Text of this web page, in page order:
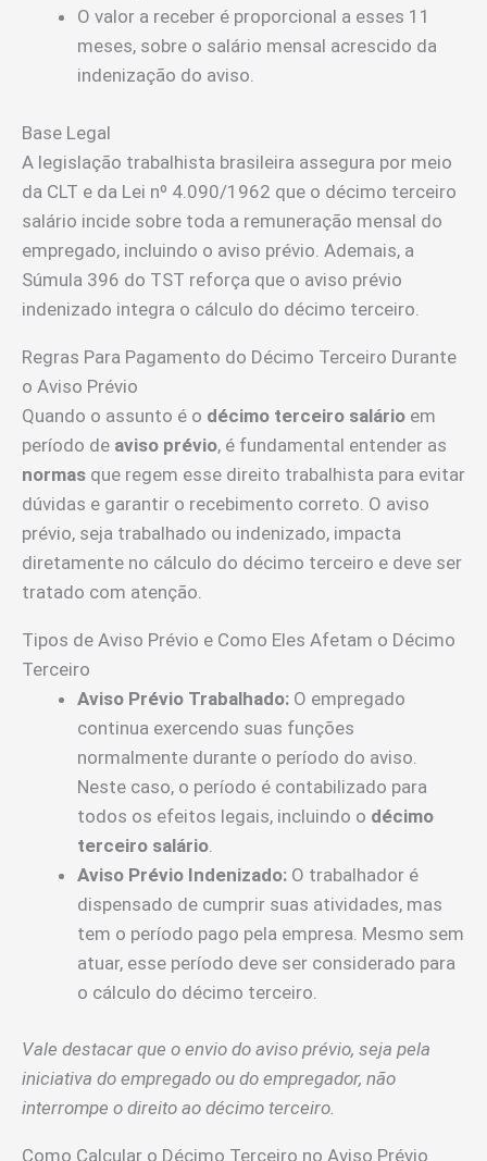
O valor a receber é proporcional a esses 11
meses, sobre o salário mensal acrescido da
indenização do aviso.
Base Legal
A legislação trabalhista brasileira assegura por meio
da CLT e da Lei nº 4.090/1962 que o décimo terceiro
salário incide sobre toda a remuneração mensal do
empregado, incluindo o aviso prévio. Ademais, a
Súmula 396 do TST reforça que o aviso prévio
indenizado integra o cálculo do décimo terceiro.
Regras Para Pagamento do Décimo Terceiro Durante
o Aviso Prévio
Quando o assunto é o décimo terceiro salário em
período de aviso prévio, é fundamental entender as
normas que regem esse direito trabalhista para evitar
dúvidas e garantir o recebimento correto. O aviso
prévio, seja trabalhado ou indenizado, impacta
diretamente no cálculo do décimo terceiro e deve ser
tratado com atenção.
Tipos de Aviso Prévio e Como Eles Afetam o Décimo
Terceiro
Aviso Prévio Trabalhado: O empregado
continua exercendo suas funções
normalmente durante o período do aviso.
Neste caso, o período é contabilizado para
todos os efeitos legais, incluindo o décimo
terceiro salário
Aviso Prévio Indenizado: O trabalhador é
dispensado de cumprir suas atividades, mas
tem o período pago pela empresa. Mesmo sem
atuar, esse período deve ser considerado para
o cálculo do décimo terceiro.
Vale destacar que o envio do aviso prévio, seja pela
iniciativa do empregado ou do empregador, não
interrompe o direito ao décimo terceiro.
Como Calcular o Décimo Terceiro no Aviso Prévio